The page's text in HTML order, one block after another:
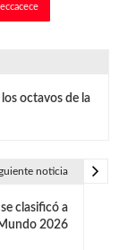
octavos de la
noticia
clasificó a
2026